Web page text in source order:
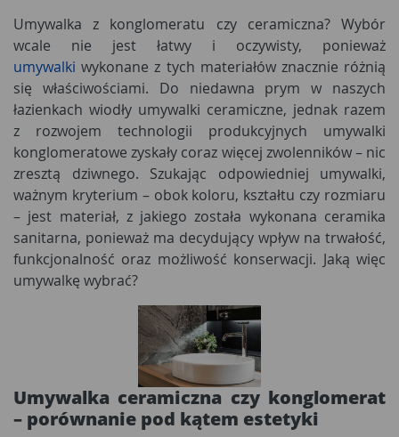
Umywalka z konglomeratu czy ceramiczna? Wybór
wcale nie jest łatwy i oczywisty, ponieważ
umywalki wykonane z tych materiałów znacznie różnią
się właściwościami. Do niedawna prym w naszych
łazienkach wiodły umywalki ceramiczne, jednak razem
z rozwojem technologii produkcyjnych umywalki
konglomeratowe zyskały coraz więcej zwolenników – nic
zresztą dziwnego. Szukając odpowiedniej umywalki,
ważnym kryterium – obok koloru, kształtu czy rozmiaru
– jest materiał, z jakiego została wykonana ceramika
sanitarna, ponieważ ma decydujący wpływ na trwałość,
funkcjonalność oraz możliwość konserwacji. Jaką więc
umywalkę wybrać?
Umywalka ceramiczna czy konglomerat
– porównanie pod kątem estetyki